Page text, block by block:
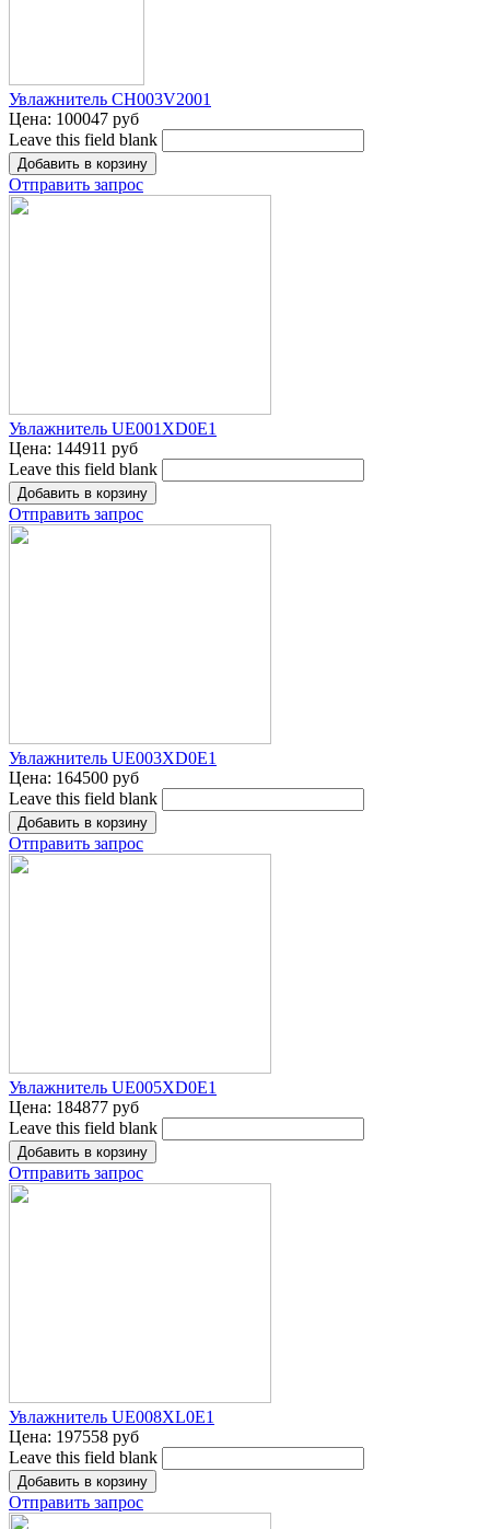
Увлажнитель CH003V2001
Цена: 100047 руб
Leave this field blank
Отправить запрос
Увлажнитель UE001XD0E1
Цена: 144911 руб
Leave this field blank
Отправить запрос
Увлажнитель UE003XD0E1
Цена: 164500 руб
Leave this field blank
Отправить запрос
Увлажнитель UE005XD0E1
Цена: 184877 руб
Leave this field blank
Отправить запрос
Увлажнитель UE008XL0E1
Цена: 197558 руб
Leave this field blank
Отправить запрос